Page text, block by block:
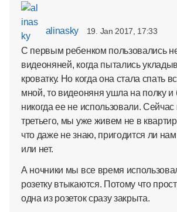
alinasky 19. Jan 2017, 17:33
С первым ребенком пользовались
видеоняней, когда пытались
кроватку. Но когда она стала спать
мной, то видеоняня ушла на полку
никогда ее не использовали. Сейчас
третьего, мы уже живем не в
что даже не знаю, пригодится ли нам
или нет.
А ночники мы все время
розетку втыкаются. Потому что
одна из розеток сразу закрыта.